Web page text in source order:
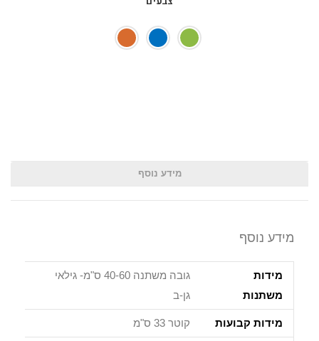
מידע נוסף
מידע נוסף
מידות
משתנות
גובה משתנה 40-60 ס"מ- גילאי
גן-ב
מידות קבועות קוטר 33 ס"מ